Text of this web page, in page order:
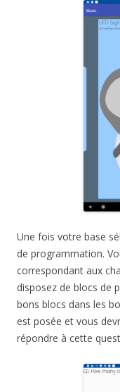
Une fois votre base
de programmation.
correspondant aux
disposez de blocs de
bons blocs dans les
est posée et vous
répondre à cette